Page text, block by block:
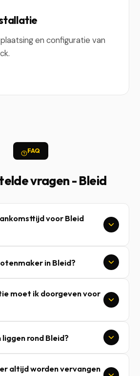
en configuratie van
FAQ
vragen - Bleid
voor Bleid
in Bleid?
moet ik doorgeven voor
rond Bleid?
altijd worden vervangen